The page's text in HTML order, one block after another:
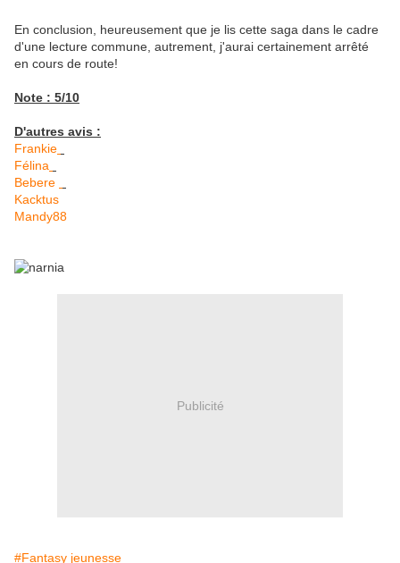
En conclusion, heureusement que je lis cette saga dans le cadre
d'une lecture commune, autrement, j'aurai certainement arrêté
en cours de route!
Note : 5/10
D'autres avis :
Frankie
Félina
Bebere
Kacktus
Mandy88
Publicité
#Fantasy jeunesse